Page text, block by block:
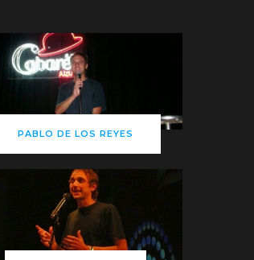
PABLO DE LOS REYES